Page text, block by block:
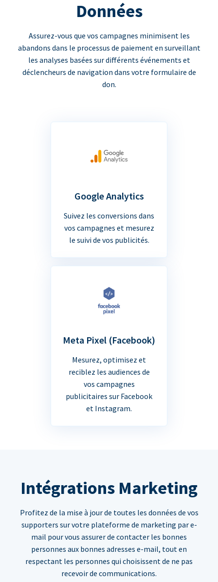
Données
Assurez-vous que vos campagnes minimisent les
abandons dans le processus de paiement en surveillant
les analyses basées sur différents événements et
déclencheurs de navigation dans votre formulaire de
don.
Google Analytics
Suivez les conversions dans
vos campagnes et mesurez
le suivi de vos publicités.
Meta Pixel (Facebook)
Mesurez, optimisez et
reciblez les audiences de
vos campagnes
publicitaires sur Facebook
et Instagram.
Intégrations Marketing
Profitez de la mise à jour de toutes les données de vos
supporters sur votre plateforme de marketing par e-
mail pour vous assurer de contacter les bonnes
personnes aux bonnes adresses e-mail, tout en
respectant les personnes qui choisissent de ne pas
recevoir de communications.